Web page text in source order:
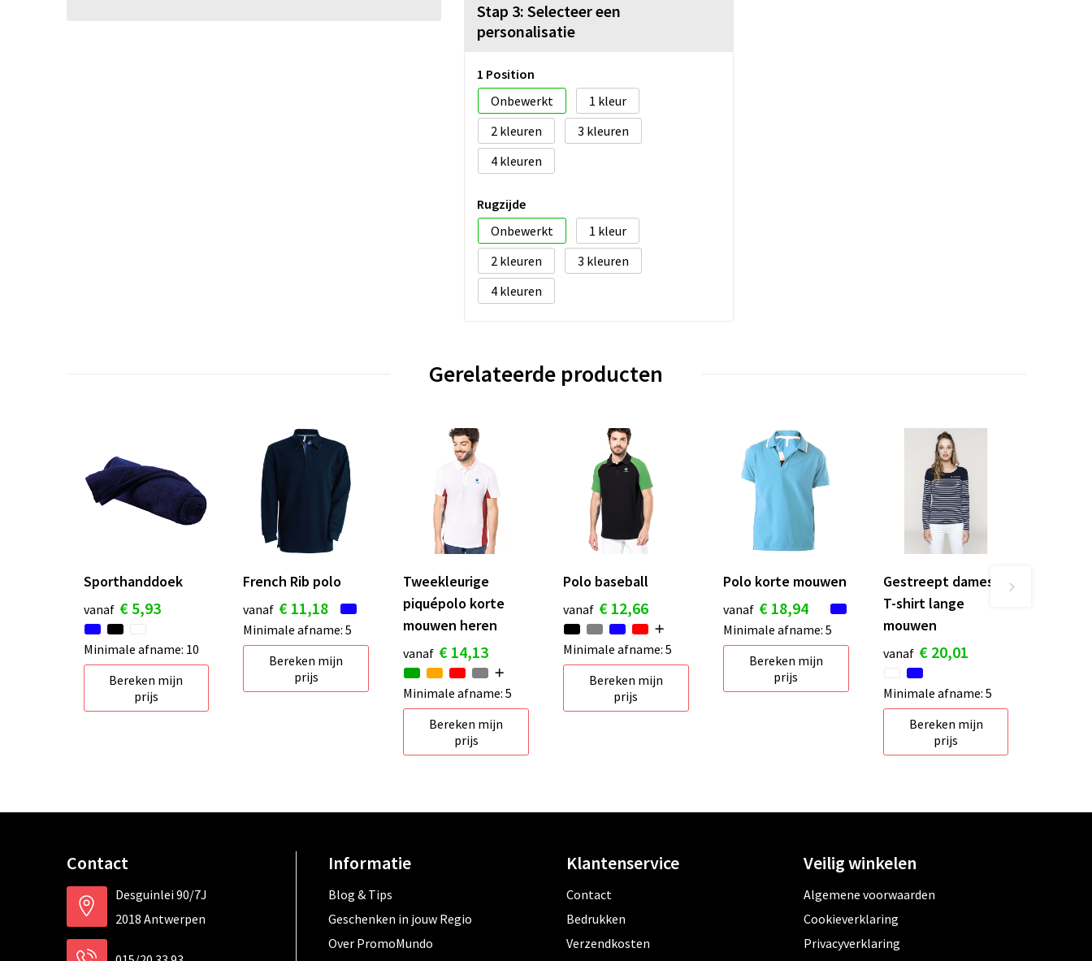
Stap 3: Selecteer een
personalisatie
1 Position
Onbewerkt
1
2
3
4
Rugzijde
Onbewerkt
1
2
3
4
Gerelateerde producten
Sporthanddoek
vanaf € 5,93
Minimale afname: 10
Bereken mijn
prijs
French Rib polo
vanaf € 11,18
Minimale afname: 5
Bereken mijn
prijs
Tweekleurige
piquépolo korte
mouwen heren
vanaf € 14,13
Minimale afname: 5
Bereken mijn
prijs
Polo baseball
vanaf € 12,66
Minimale afname: 5
Bereken mijn
prijs
Polo korte mouwen
vanaf € 18,94
Minimale afname: 5
Bereken mijn
prijs
Gestreept dames-
T-shirt lange
mouwen
vanaf € 20,01
Minimale afname: 5
Bereken mijn
prijs
Contact
Desguinlei 90/7J
2018 Antwerpen
Informatie
Blog & Tips
Geschenken in jouw Regio
Over PromoMundo
Klantenservice
Contact
Bedrukken
Verzendkosten
Veilig winkelen
Algemene voorwaarden
Cookieverklaring
Privacyverklaring